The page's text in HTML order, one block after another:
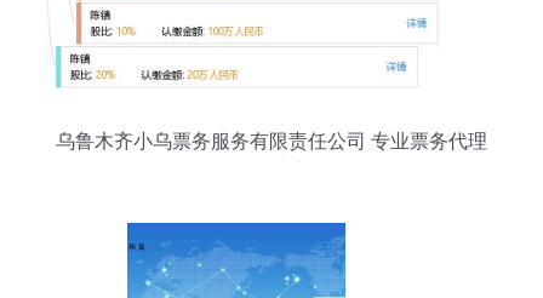
乌鲁木齐小乌票务服务有限责任公司 专业票务代理